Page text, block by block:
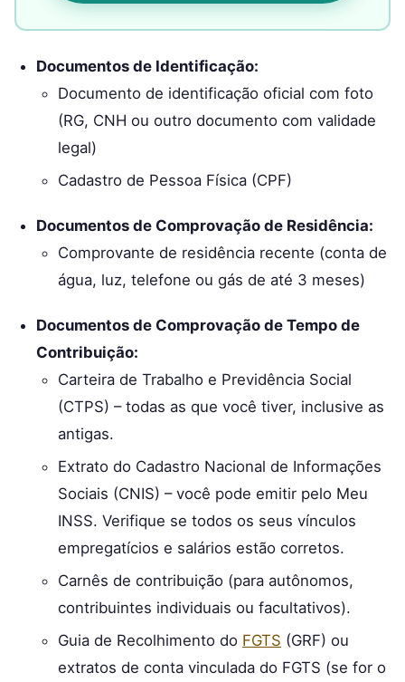
Documentos de Identificação:
Documento de identificação oficial com foto
(RG, CNH ou outro documento com validade
legal)
Cadastro de Pessoa Física (CPF)
Documentos de Comprovação de Residência:
Comprovante de residência recente (conta de
água, luz, telefone ou gás de até 3 meses)
Documentos de Comprovação de Tempo de
Contribuição:
Carteira de Trabalho e Previdência Social
(CTPS) – todas as que você tiver, inclusive as
antigas.
Extrato do Cadastro Nacional de Informações
Sociais (CNIS) – você pode emitir pelo Meu
INSS. Verifique se todos os seus vínculos
empregatícios e salários estão corretos.
Carnês de contribuição (para autônomos,
contribuintes individuais ou facultativos).
Guia de Recolhimento do FGTS (GRF) ou
extratos de conta vinculada do FGTS (se for o